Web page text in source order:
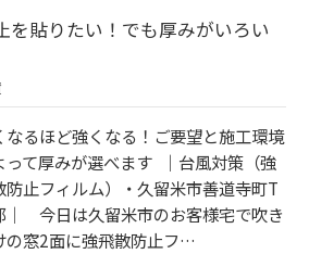
を貼りたい！でも厚みがいろい
なるほど強くなる！ご要望と施工環境
って厚みが選べます ｜台風対策（強
防止フィルム）・久留米市善道寺町T
｜ 今日は久留米市のお客様宅で吹き
の窓2面に強飛散防止フ…